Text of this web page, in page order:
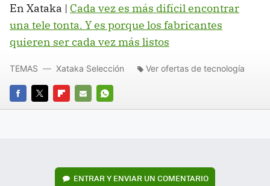
En Xataka | Cada vez es más difícil encontrar
una tele tonta. Y es porque los fabricantes
quieren ser cada vez más listos
FACEBOOK
TWITTERFLIPBOARD
E-
WHATSAPP
TEMAS Xataka Selección Ver ofertas de tecnología
ENTRAR Y ENVIAR UN COMENTARIO